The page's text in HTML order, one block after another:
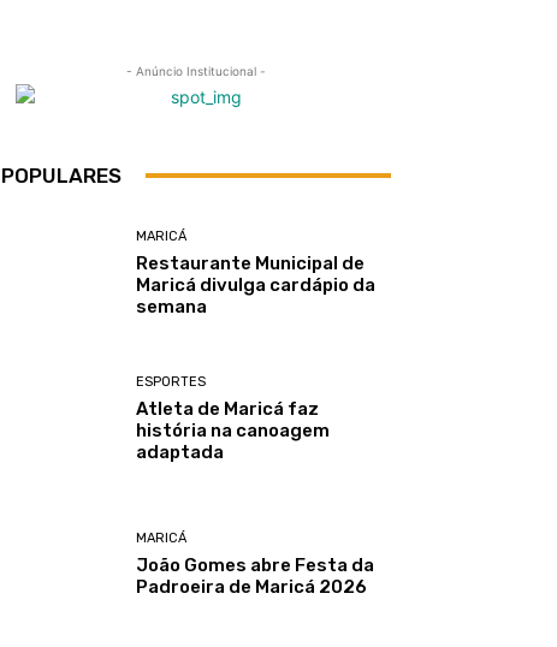
- Anúncio Institucional -
POPULARES
MARICÁ
Restaurante Municipal de
Maricá divulga cardápio da
semana
ESPORTES
Atleta de Maricá faz
história na canoagem
adaptada
MARICÁ
João Gomes abre Festa da
Padroeira de Maricá 2026